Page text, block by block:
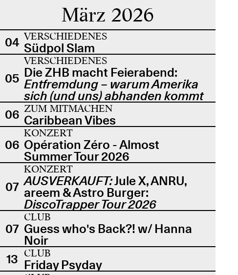
März 2026
04 VERSCHIEDENES
Südpol Slam
05
VERSCHIEDENES
Die ZHB macht Feierabend:
Entfremdung – warum Amerika
sich (und uns) abhanden kommt
06 ZUM MITMACHEN
Caribbean Vibes
06
KONZERT
Opération Zéro - Almost
Summer Tour 2026
07
KONZERT
AUSVERKAUFT:Jule X, ANRU,
areem & Astro Burger:
DiscoTrapper Tour 2026
07
CLUB
Guess who's Back?! w/ Hanna
Noir
13 CLUB
Friday Psyday